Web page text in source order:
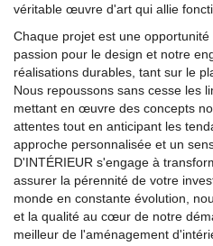
véritable œuvre d'art qui allie
Chaque projet est une
passion pour le design et notre
réalisations durables, tant sur le
Nous repoussons sans cesse les
mettant en œuvre des concepts
attentes tout en anticipant les
approche personnalisée et un
D'INTÉRIEUR s'engage à
assurer la pérennité de votre
monde en constante évolution,
et la qualité au cœur de notre
meilleur de l'aménagement